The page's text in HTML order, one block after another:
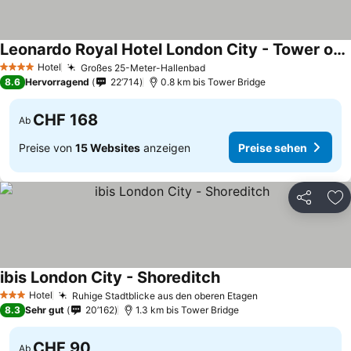
4 Sterne Hotel Großes 25-Meter-HallenbadPreise sehen
Leonardo Royal Hotel London City - Tower of London
Preise sehen
8.6 Hervorragend 22’714 0.8 km bis Tower Bridge
Ab CHF 168
Preise von 15 Websites anzeigen Preise sehen
Teilen
3 SterneHotel Ruhige Stadtblicke aus den oberen Etagen
ibis London City - ShoreditchPreise sehen
8.3 Sehr gut 20’162 1.3 km bis Tower Bridge
Ab